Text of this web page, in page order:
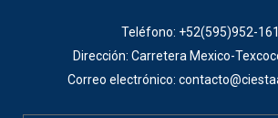
Teléfono: +52(595)952-
Dirección: Carretera Mexico-
Correo electrónico: